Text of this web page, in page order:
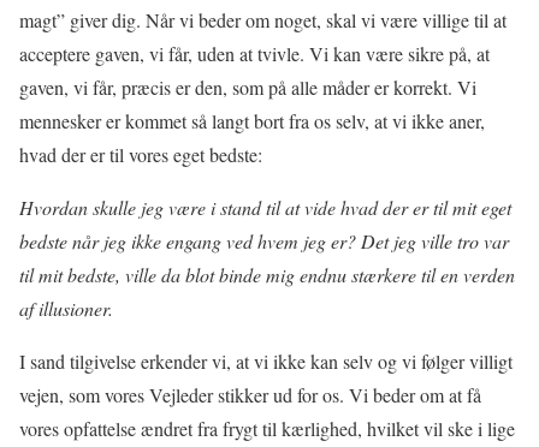
magt” giver dig. Når vi beder om noget, skal vi være villige til at
acceptere gaven, vi får, uden at tvivle. Vi kan være sikre på, at
gaven, vi får, præcis er den, som på alle måder er korrekt. Vi
mennesker er kommet så langt bort fra os selv, at vi ikke aner,
hvad der er til vores eget bedste:
Hvordan skulle jeg være i stand til at vide hvad der er til mit eget
bedste når jeg ikke engang ved hvem jeg er? Det jeg ville tro var
til mit bedste, ville da blot binde mig endnu stærkere til en verden
af illusioner.
I sand tilgivelse erkender vi, at vi ikke kan selv og vi følger villigt
vejen, som vores Vejleder stikker ud for os. Vi beder om at få
vores opfattelse ændret fra frygt til kærlighed, hvilket vil ske i lige